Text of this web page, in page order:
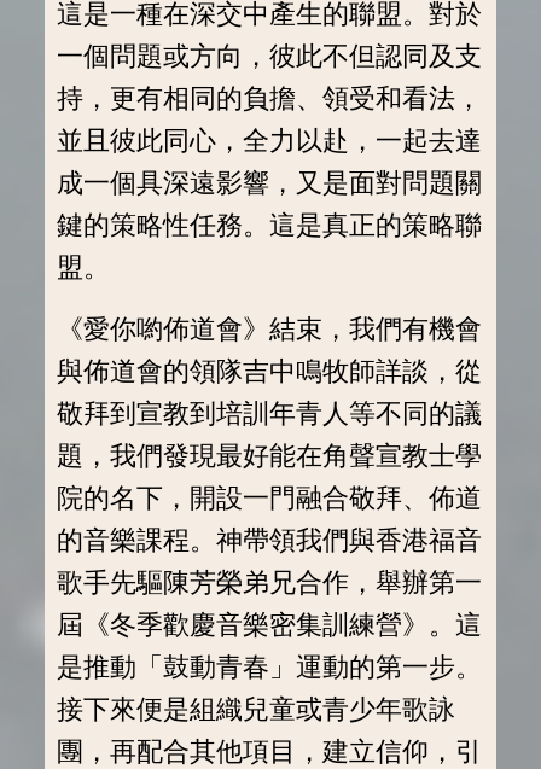
這是一種在深交中產生的聯盟。對於
一個問題或方向，彼此不但認同及支
持，更有相同的負擔、領受和看法，
並且彼此同心，全力以赴，一起去達
成一個具深遠影響，又是面對問題關
鍵的策略性任務。這是真正的策略聯
盟。
《愛你喲佈道會》結束，我們有機會
與佈道會的領隊吉中鳴牧師詳談，從
敬拜到宣教到培訓年青人等不同的議
題，我們發現最好能在角聲宣教士學
院的名下，開設一門融合敬拜、佈道
的音樂課程。神帶領我們與香港福音
歌手先驅陳芳榮弟兄合作，舉辦第一
屆《冬季歡慶音樂密集訓練營》。這
是推動「鼓動青春」運動的第一步。
接下來便是組織兒童或青少年歌詠
團，再配合其他項目，建立信仰，引